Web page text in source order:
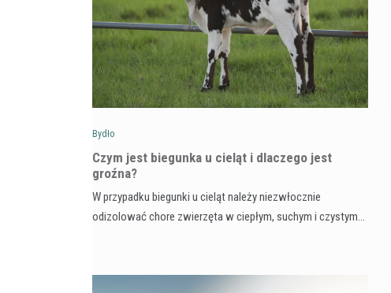
Bydło
Czym jest biegunka u cieląt i dlaczego jest
groźna?
W przypadku biegunki u cieląt należy niezwłocznie
odizolować chore zwierzęta w ciepłym, suchym i czystym…